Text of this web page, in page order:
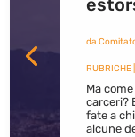
da
RUBRICHE
Ma
carceri?
fate a
alcune